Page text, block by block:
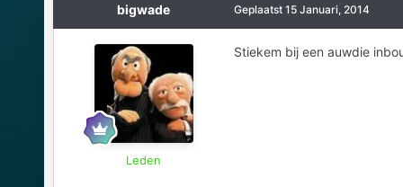
bigwade
Leden
Geplaatst 15 Januari, 2014
Stiekem bij een auwdie